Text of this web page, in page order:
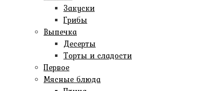
Закуски
Грибы
Выпечка
Десерты
Торты и сладости
Первое
Мясные блюда